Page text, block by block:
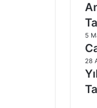
5
28